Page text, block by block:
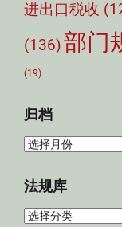
进出口税收
(136)部门
(19)
归档
归
法规库
法